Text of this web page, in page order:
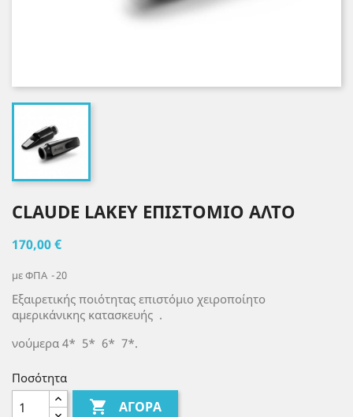
CLAUDE LAKEY ΕΠΙΣΤΟΜΙΟ ΑΛΤΟ
170,00 €
με ΦΠΑ 20
Εξαιρετικής ποιότητας επιστόμιο χειροποίητο
αμερικάνικης κατασκευής .
νούμερα 4* 5* 6* 7*.
Ποσότητα
 ΑΓΟΡΆ